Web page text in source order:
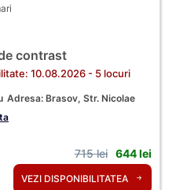
contrast
10.08.2026 - 5 locuri
Adresa: Brasov, Str. Nicolae
715 lei 644 lei
VEZI DISPONIBILITATEA